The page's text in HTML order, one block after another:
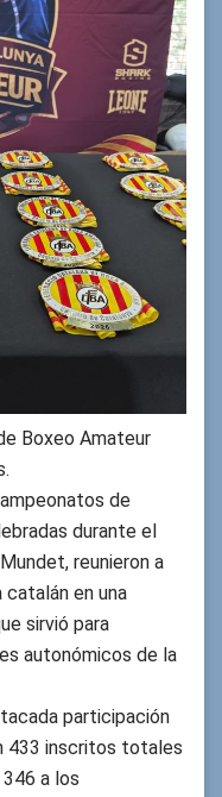
Boxeo Amateur
de
durante el
reunieron a
catalán en una
sirvió para
autonómicos de la
participación
433 inscritos totales
a los